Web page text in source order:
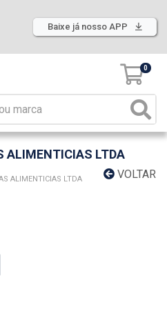
Baixe já nosso APP
0
ALIMENTICIAS LTDA
VOLTAR
ALIMENTICIAS LTDA